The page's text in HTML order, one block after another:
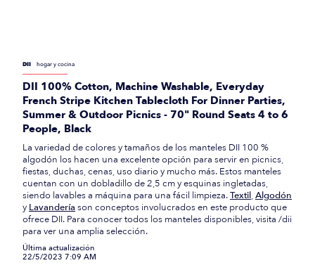
DII hogar y cocina
DII 100% Cotton, Machine Washable, Everyday
French Stripe Kitchen Tablecloth For Dinner Parties,
Summer & Outdoor Picnics - 70" Round Seats 4 to 6
People, Black
La variedad de colores y tamaños de los manteles DII 100 %
algodón los hacen una excelente opción para servir en picnics,
fiestas, duchas, cenas, uso diario y mucho más. Estos manteles
cuentan con un dobladillo de 2,5 cm y esquinas ingletadas,
siendo lavables a máquina para una fácil limpieza.Textil,Algodón
y Lavanderíason conceptos involucrados en este producto que
ofrece DII. Para conocer todos los manteles disponibles, visita /dii
para ver una amplia selección.
Última actualización
22/5/2023 7:09 AM